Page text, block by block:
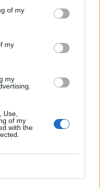
of my
my
my
Use,
of my
with the
cabeça:
Maria
salário